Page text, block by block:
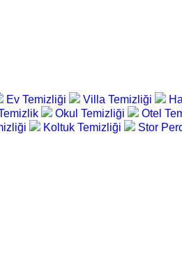
Ev Temizliği Villa Temizliği
Okul Temizliği Otel
Koltuk Temizliği Stor